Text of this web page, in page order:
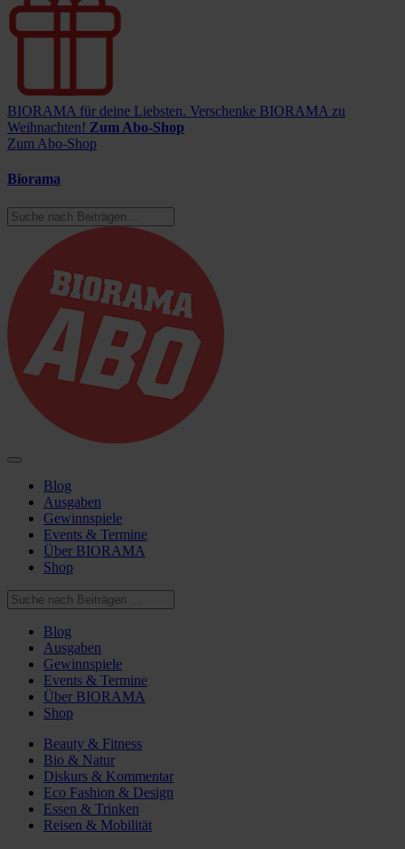
BIORAMA für deine Liebsten. Verschenke BIORAMA zu
Weihnachten! Zum Abo-Shop
Zum Abo-Shop
Biorama
Blog
Ausgaben
Gewinnspiele
Events & Termine
Über BIORAMA
Shop
Blog
Ausgaben
Gewinnspiele
Events & Termine
Über BIORAMA
Shop
Beauty & Fitness
Bio & Natur
Diskurs & Kommentar
Eco Fashion & Design
Essen & Trinken
Reisen & Mobilität